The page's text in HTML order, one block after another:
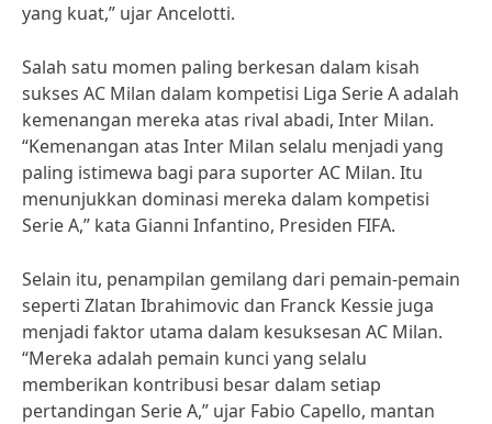
yang kuat,” ujar Ancelotti.
Salah satu momen paling berkesan dalam kisah
sukses AC Milan dalam kompetisi Liga Serie A adalah
kemenangan mereka atas rival abadi, Inter Milan.
“Kemenangan atas Inter Milan selalu menjadi yang
paling istimewa bagi para suporter AC Milan. Itu
menunjukkan dominasi mereka dalam kompetisi
Serie A,” kata Gianni Infantino, Presiden FIFA.
Selain itu, penampilan gemilang dari pemain-pemain
seperti Zlatan Ibrahimovic dan Franck Kessie juga
menjadi faktor utama dalam kesuksesan AC Milan.
“Mereka adalah pemain kunci yang selalu
memberikan kontribusi besar dalam setiap
pertandingan Serie A,” ujar Fabio Capello, mantan